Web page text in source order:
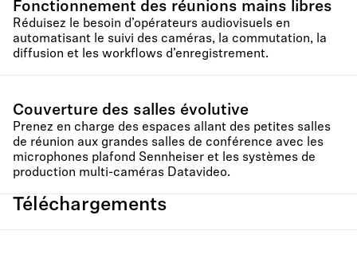
Fonctionnement des réunions mains libres
Réduisez le besoin d’opérateurs audiovisuels en
automatisant le suivi des caméras, la commutation, la
diffusion et les workflows d’enregistrement.
Couverture des salles évolutive
Prenez en charge des espaces allant des petites salles
de réunion aux grandes salles de conférence avec les
microphones plafond Sennheiser et les systèmes de
production multi-caméras Datavideo.
Téléchargements